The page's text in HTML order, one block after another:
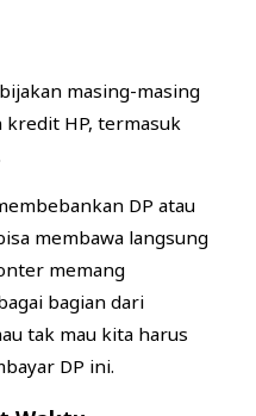
masing-masing
HP, termasuk
DP atau
membawa langsung
memang
bagian dari
tak mau kita harus
DP ini.